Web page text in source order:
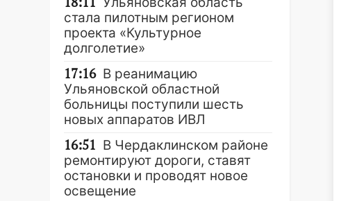
стала пилотным регионом
проекта «Культурное
долголетие»
17:16 В реанимацию
Ульяновской областной
больницы поступили шесть
новых аппаратов ИВЛ
16:51 В Чердаклинском районе
ремонтируют дороги, ставят
остановки и проводят новое
освещение